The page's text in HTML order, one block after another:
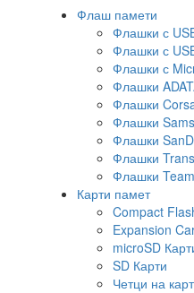
Флаш памети
Флашки с
Флашки с
Флашки с
Флашки
Флашки
Флашки
Флашки
Флашки
Флашки
Карти памет
Compact
Expansion
microSD
SD Карти
Четци на